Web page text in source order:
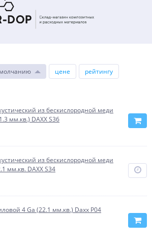
цене
рейтингу
из бескислородной меди
мм.кв.) DAXX S36
из бескислородной меди
мм.кв. DAXX S34
4 Ga (22.1 мм.кв.) Daxx P04